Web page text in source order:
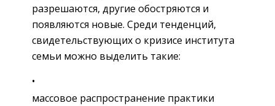
разрешаются, другие обостряются и
появляются новые. Среди тенденций,
свидетельствующих о кризисе института
семьи можно выделить такие:
массовое распространение практики